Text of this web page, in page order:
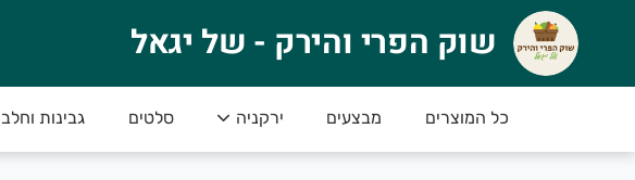
שוק הפרי והירק - של יגאל
רק אצלנו תמצאו סחורה פרימיום – הכי טרי, הכי איכותי והכי טעים!
שוק הפרי והירק - של יגאל
כל המוצרים מבצעים ירקניה סלטים גבינות וחלב